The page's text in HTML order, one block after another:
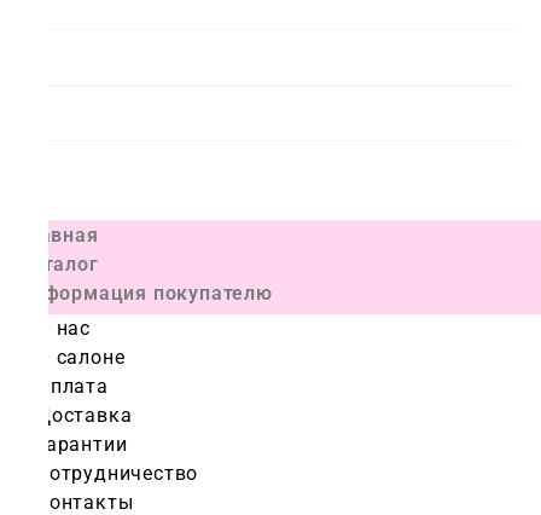
Главная
Каталог
Информация покупателю
О нас
О салоне
Оплата
Доставка
Гарантии
Сотрудничество
Контакты